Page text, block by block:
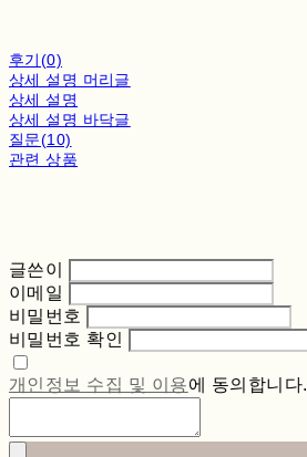
후기(0)
상세 설명 머리글
상세 설명
상세 설명 바닥글
질문(10)
관련 상품
글쓴이
이메일
비밀번호
비밀번호 확인
개인정보 수집 및 이용에 동의합니다.